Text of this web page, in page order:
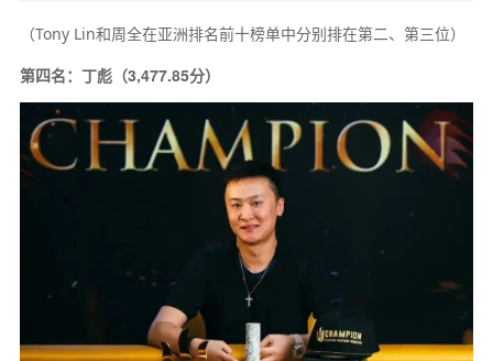
（Tony Lin和周全在亚洲排名前十榜单中分别排在第二、第三位）
第四名：丁彪（3,477.85分）